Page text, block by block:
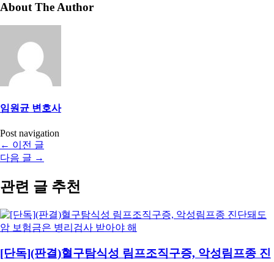
About The Author
임원균 변호사
Post navigation
← 이전 글
다음 글 →
관련 글 추천
[단독](판결)혈구탐식성 림프조직구증, 악성림프종 진